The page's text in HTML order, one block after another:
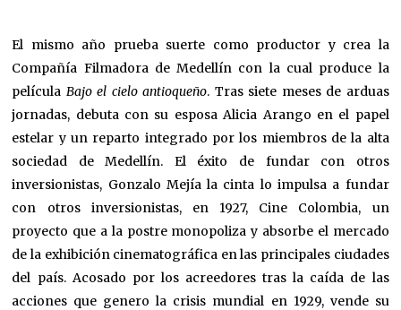
El mismo año prueba suerte como productor y crea la
Compañía Filmadora de Medellín con la cual produce la
película Bajo el cielo antioqueño. Tras siete meses de arduas
jornadas, debuta con su esposa Alicia Arango en el papel
estelar y un reparto integrado por los miembros de la alta
sociedad de Medellín. El éxito de fundar con otros
inversionistas, Gonzalo Mejía la cinta lo impulsa a fundar
con otros inversionistas, en 1927, Cine Colombia, un
proyecto que a la postre monopoliza y absorbe el mercado
de la exhibición cinematográfica en las principales ciudades
del país. Acosado por los acreedores tras la caída de las
acciones que genero la crisis mundial en 1929, vende su